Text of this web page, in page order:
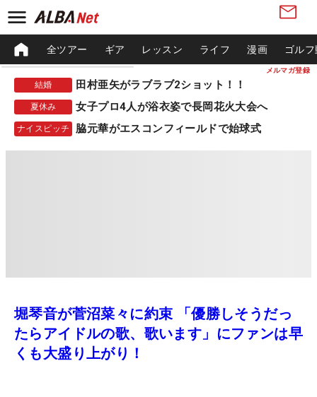
メルマガ登録
全ツアー ギア レッスン ライフ 漫画 ゴル
結婚 田村亜矢がラブラブ2ショット！！
夏休み 女子プロ4人が浴衣姿で長岡花火大会へ
ナイスピッチ 脇元華がエスコンフィールドで始球式
堀琴音が菅沼菜々に約束 「優勝しそうだっ
たらアイドルの歌、歌います」にファンは早
くも大盛り上がり！